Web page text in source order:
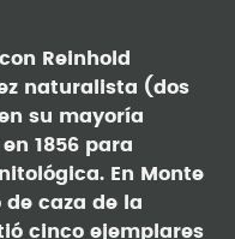
Reinhold
naturalista (dos
su mayoría
1856 para
En Monte
de caza de la
cinco ejemplares